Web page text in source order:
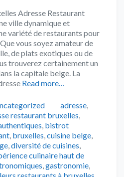
Adresse Restaurant
ville dynamique et
variété de restaurants pour
vous soyez amateur de
de plats exotiques ou de
trouverez certainement un
la capitale belge. La
Read more…
Tags
adresse,
restaurant bruxelles,
, bistrot
, bruxelles,cuisine belge,
,diversité de cuisines,
culinaire haut de
,gastronomie,